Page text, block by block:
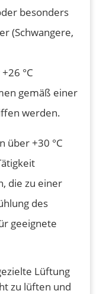
besonders
(Schwangere,
°C
gemäß einer
werden.
über +30 °C
die zu einer
des
geeignete
Lüftung
zu lüften und